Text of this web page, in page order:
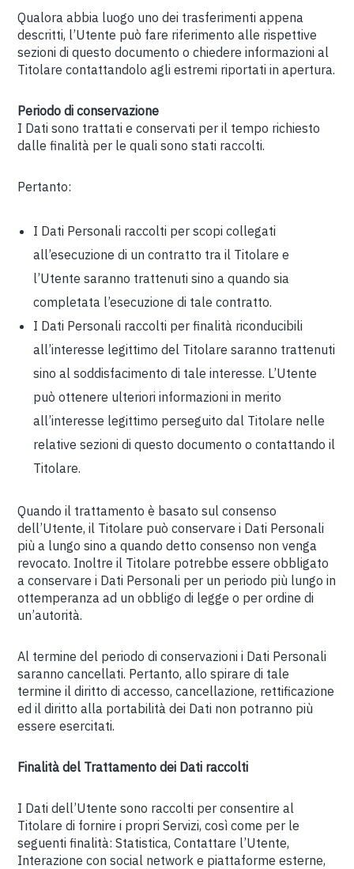
Qualora abbia luogo uno dei trasferimenti appena
descritti, l’Utente può fare riferimento alle rispettive
sezioni di questo documento o chiedere informazioni al
Titolare contattandolo agli estremi riportati in apertura.
Periodo di conservazione
I Dati sono trattati e conservati per il tempo richiesto
dalle finalità per le quali sono stati raccolti.
Pertanto:
I Dati Personali raccolti per scopi collegati
all’esecuzione di un contratto tra il Titolare e
l’Utente saranno trattenuti sino a quando sia
completata l’esecuzione di tale contratto.
I Dati Personali raccolti per finalità riconducibili
all’interesse legittimo del Titolare saranno trattenuti
sino al soddisfacimento di tale interesse. L’Utente
può ottenere ulteriori informazioni in merito
all’interesse legittimo perseguito dal Titolare nelle
relative sezioni di questo documento o contattando il
Titolare.
Quando il trattamento è basato sul consenso
dell’Utente, il Titolare può conservare i Dati Personali
più a lungo sino a quando detto consenso non venga
revocato. Inoltre il Titolare potrebbe essere obbligato
a conservare i Dati Personali per un periodo più lungo in
ottemperanza ad un obbligo di legge o per ordine di
un’autorità.
Al termine del periodo di conservazioni i Dati Personali
saranno cancellati. Pertanto, allo spirare di tale
termine il diritto di accesso, cancellazione, rettificazione
ed il diritto alla portabilità dei Dati non potranno più
essere esercitati.
Finalità del Trattamento dei Dati raccolti
I Dati dell’Utente sono raccolti per consentire al
Titolare di fornire i propri Servizi, così come per le
seguenti finalità: Statistica, Contattare l’Utente,
Interazione con social network e piattaforme esterne,